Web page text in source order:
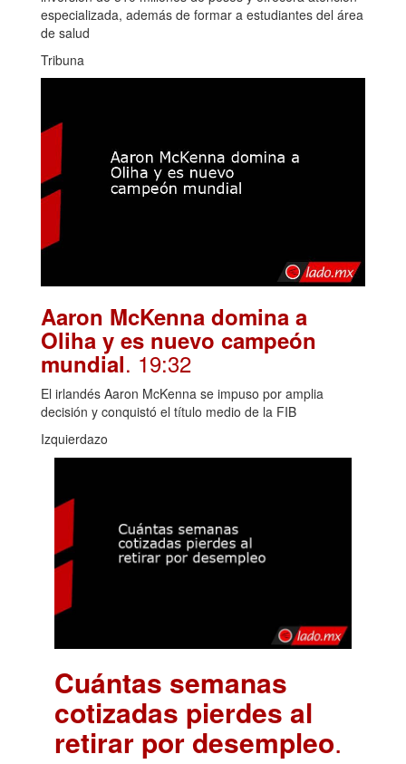
especializada, además de formar a estudiantes del área
de salud
Tribuna
Aaron McKenna domina a
Oliha y es nuevo campeón
mundial. 19:32
El irlandés Aaron McKenna se impuso por amplia
decisión y conquistó el título medio de la FIB
Izquierdazo
Cuántas semanas
cotizadas pierdes al
retirar por desempleo.